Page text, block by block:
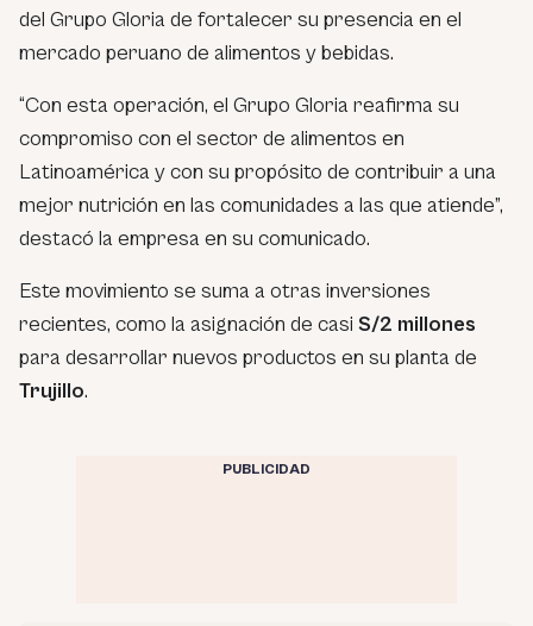
del Grupo Gloria de fortalecer su presencia en el
mercado peruano de alimentos y bebidas.
“Con esta operación, el Grupo Gloria reafirma su
compromiso con el sector de alimentos en
Latinoamérica y con su propósito de contribuir a una
mejor nutrición en las comunidades a las que atiende”,
destacó la empresa en su comunicado.
Este movimiento se suma a otras inversiones
recientes, como la asignación de casi S/2 millones
para desarrollar nuevos productos en su planta de
Trujillo.
PUBLICIDAD